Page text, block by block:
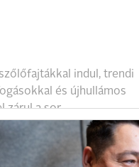
indul, trendi
és újhullámos
zárul a sor.